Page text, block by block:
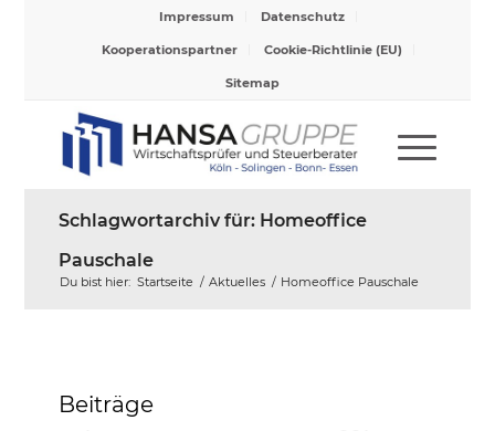
Impressum Datenschutz
Kooperationspartner Cookie-Richtlinie (EU)
Sitemap
Schlagwortarchiv für: Homeoffice
Pauschale
Du bist hier: Startseite / Aktuelles / Homeoffice Pauschale
Beiträge